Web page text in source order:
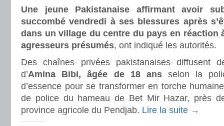
Une jeune Pakistanaise affirmant avoir
succombé vendredi à ses blessures après
dans un village du centre du pays en réaction
agresseurs présumés, ont indiqué les autorités.
Des chaînes privées pakistanaises diffusent
d’Amina Bibi, âgée de 18 ansselon la
d’essence pour se transformer en torche
de police du hameau de Bet Mir Hazar, près
province agricole du Pendjab. Lire la suite →